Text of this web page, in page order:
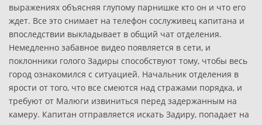
выражениях объясняя глупому парнишке кто он и что его
ждет. Все это снимает на телефон сослуживец капитана и
впоследствии выкладывает в общий чат отделения.
Немедленно забавное видео появляется в сети, и
поклонники голого Задиры способствуют тому, чтобы весь
город ознакомился с ситуацией. Начальник отделения в
ярости от того, что все смеются над стражами порядка, и
требуют от Малюги извиниться перед задержанным на
камеру. Капитан отправляется искать Задиру, попадает на